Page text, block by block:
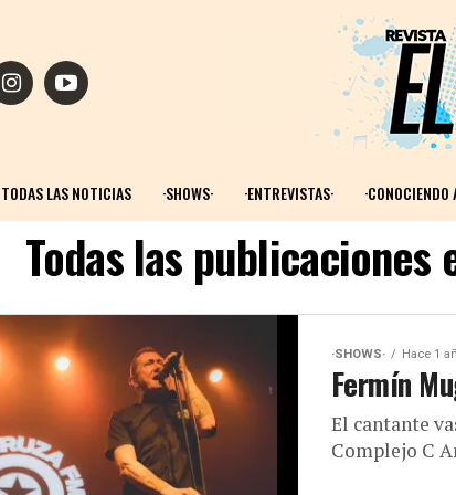
TODAS LAS NOTICIAS ·SHOWS· ·ENTREVISTAS· ·CONOCIENDO
Todas las
·SHOWS· Hace 1
Fermín
El cantante
Complejo C